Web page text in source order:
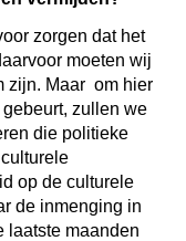
zorgen dat het
moeten wij
zijn. Maar om hier
zullen we
die politieke
op de culturele
de inmenging in
laatste maanden